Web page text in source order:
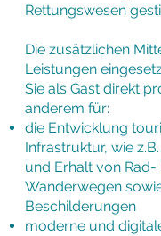
Rettungswesen
Die zusätzlichen
Leistungen
Sie als Gast direkt
anderem für:
die Entwicklung
Infrastruktur, wie
und Erhalt von Rad-
Wanderwegen
Beschilderungen
moderne und